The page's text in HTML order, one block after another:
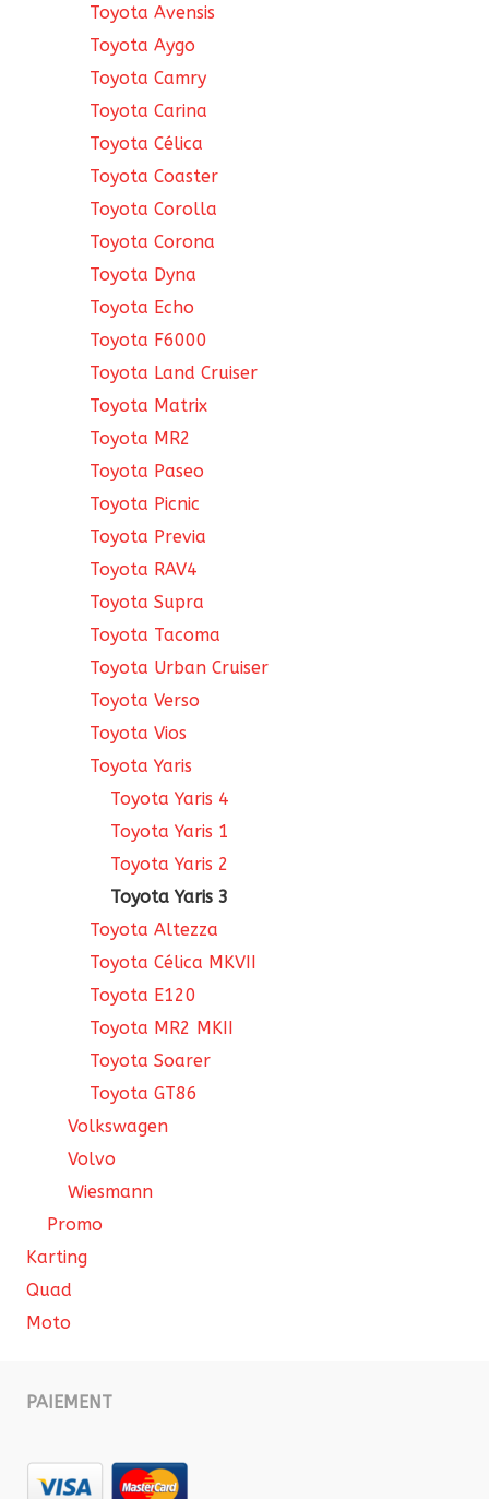
Toyota Avensis
Toyota Aygo
Toyota Camry
Toyota Carina
Toyota Célica
Toyota Coaster
Toyota Corolla
Toyota Corona
Toyota Dyna
Toyota Echo
Toyota F6000
Toyota Land Cruiser
Toyota Matrix
Toyota MR2
Toyota Paseo
Toyota Picnic
Toyota Previa
Toyota RAV4
Toyota Supra
Toyota Tacoma
Toyota Urban Cruiser
Toyota Verso
Toyota Vios
Toyota Yaris
Toyota Yaris 4
Toyota Yaris 1
Toyota Yaris 2
Toyota Yaris 3
Toyota Altezza
Toyota Célica MKVII
Toyota E120
Toyota MR2 MKII
Toyota Soarer
Toyota GT86
Volkswagen
Volvo
Wiesmann
Promo
Karting
Quad
Moto
PAIEMENT